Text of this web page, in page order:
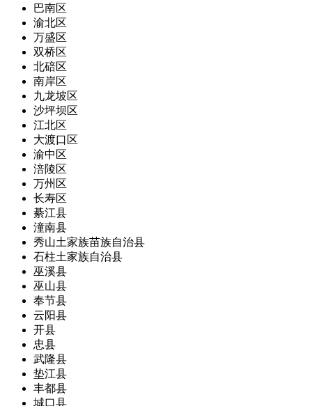
巴南区
渝北区
万盛区
双桥区
北碚区
南岸区
九龙坡区
沙坪坝区
江北区
大渡口区
渝中区
涪陵区
万州区
长寿区
綦江县
潼南县
秀山土家族苗族自治县
石柱土家族自治县
巫溪县
巫山县
奉节县
云阳县
开县
忠县
武隆县
垫江县
丰都县
城口县